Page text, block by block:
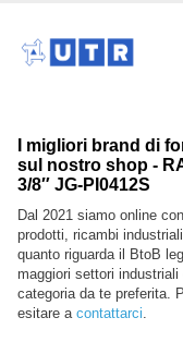
I migliori brand di
sul nostro shop -
3/8″ JG-PI0412S
Dal 2021 siamo online
prodotti, ricambi
quanto riguarda il BtoB
maggiori settori
categoria da te preferita.
esitare a contattarci.